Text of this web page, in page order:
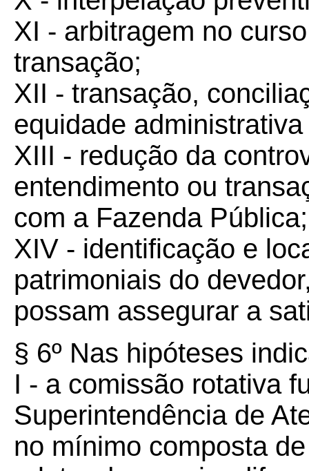
XI - arbitragem no
transação;
XII - transação,
equidade
XIII - redução da
entendimento ou
com a Fazenda Pública;
XIV - identificação e
patrimoniais do
possam assegurar a
§ 6º Nas hipóteses
I - a comissão rotativa
Superintendência de
no mínimo composta